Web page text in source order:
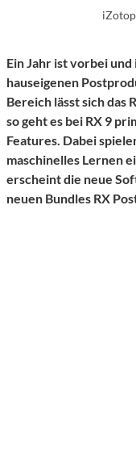
Ein Jahr ist vorbei
hauseigenen
Bereich lässt sich das
so geht es bei RX 9
Features. Dabei
maschinelles Lernen
erscheint die neue
neuen Bundles RX